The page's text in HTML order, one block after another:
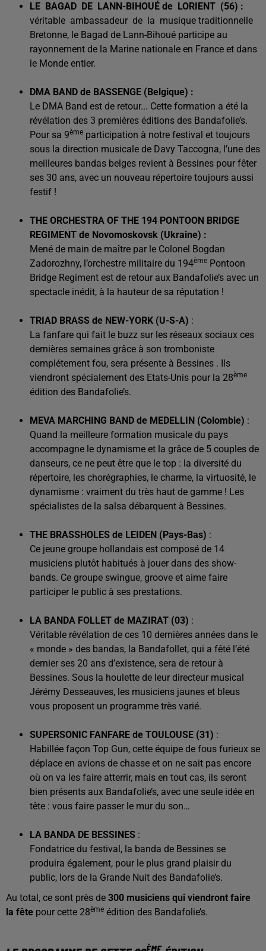
LE BAGAD DE LANN-BIHOUÉ de LORIENT (56) :
véritable ambassadeur de la musique traditionnelle
Bretonne, le Bagad de Lann-Bihoué participe au
rayonnement de la Marine nationale en France et dans
le Monde entier.
DMA BAND de BASSENGE (Belgique) :
Le DMA Band est de retour... Cette formation a été la
révélation des 3 premières éditions des Bandafolie’s.
Pour sa 9ème participation à notre festival et toujours
sous la direction musicale de Davy Taccogna, l’une des
meilleures bandas belges revient à Bessines pour fêter
ses 30 ans, avec un nouveau répertoire toujours aussi
festif !
THE ORCHESTRA OF THE 194 PONTOON BRIDGE
REGIMENT de Novomoskovsk (Ukraine) :
Mené de main de maître par le Colonel Bogdan
Zadorozhny, l’orchestre militaire du 194ème Pontoon
Bridge Regiment est de retour aux Bandafolie’s avec un
spectacle inédit, à la hauteur de sa réputation !
TRIAD BRASS de NEW-YORK (U-S-A) :
La fanfare qui fait le buzz sur les réseaux sociaux ces
dernières semaines grâce à son tromboniste
complétement fou, sera présente à Bessines . Ils
viendront spécialement des Etats-Unis pour la 28ème
édition des Bandafolie’s.
MEVA MARCHING BAND de MEDELLIN (Colombie) :
Quand la meilleure formation musicale du pays
accompagne le dynamisme et la grâce de 5 couples de
danseurs, ce ne peut être que le top : la diversité du
répertoire, les chorégraphies, le charme, la virtuosité, le
dynamisme : vraiment du très haut de gamme ! Les
spécialistes de la salsa débarquent à Bessines.
THE BRASSHOLES de LEIDEN (Pays-Bas) :
Ce jeune groupe hollandais est composé de 14
musiciens plutôt habitués à jouer dans des show-
bands. Ce groupe swingue, groove et aime faire
participer le public à ses prestations.
LA BANDA FOLLET de MAZIRAT (03) :
Véritable révélation de ces 10 dernières années dans le
« monde » des bandas, la Bandafollet, qui a fêté l’été
dernier ses 20 ans d’existence, sera de retour à
Bessines. Sous la houlette de leur directeur musical
Jérémy Desseauves, les musiciens jaunes et bleus
vous proposent un programme très varié.
SUPERSONIC FANFARE de TOULOUSE (31) :
Habillée façon Top Gun, cette équipe de fous furieux se
déplace en avions de chasse et on ne sait pas encore
où on va les faire atterrir, mais en tout cas, ils seront
bien présents aux Bandafolie’s, avec une seule idée en
tête : vous faire passer le mur du son…
LA BANDA DE BESSINES :
Fondatrice du festival, la banda de Bessines se
produira également, pour le plus grand plaisir du
public, lors de la Grande Nuit des Bandafolie’s.
Au total, ce sont près de 300 musiciens qui viendront faire
la fête pour cette 28ème édition des Bandafolie’s.